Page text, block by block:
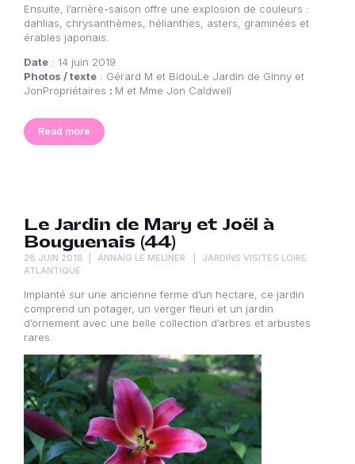
Ensuite, l’arrière-saison offre une explosion de couleurs :
dahlias, chrysanthèmes, hélianthes, asters, graminées et
érables japonais.
Date : 14 juin 2019
Photos / texte : Gérard M et BidouLe Jardin de Ginny et
JonPropriétaires : M et Mme Jon Caldwell
Read more
Le Jardin de Mary et Joël à
Bouguenais (44)
28 JUIN 2018 ANNAÏG LE MELINER
JARDINS VISITÉS LOIRE
ATLANTIQUE
Implanté sur une ancienne ferme d’un hectare, ce jardin
comprend un potager, un verger fleuri et un jardin
d’ornement avec une belle collection d’arbres et arbustes
rares.